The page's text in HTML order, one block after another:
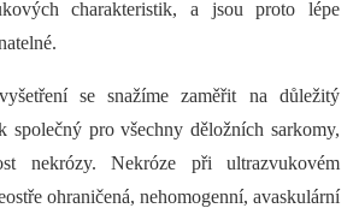
charakteristik, a jsou proto lépe
se snažíme zaměřit na důležitý
společný pro všechny děložních sarkomy,
nekrózy. Nekróze při ultrazvukovém
ohraničená, nehomogenní, avaskulární